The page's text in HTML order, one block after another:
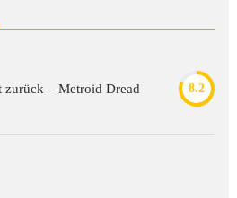
zurück – Metroid Dread 8.2